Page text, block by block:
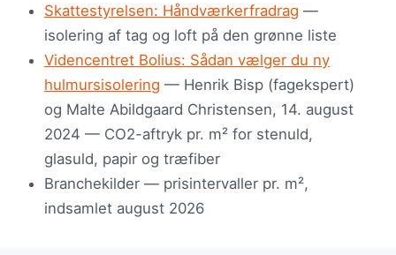
Skattestyrelsen: Håndværkerfradrag —
isolering af tag og loft på den grønne liste
Videncentret Bolius: Sådan vælger du ny
hulmursisolering — Henrik Bisp (fagekspert)
og Malte Abildgaard Christensen, 14. august
2024 — CO2-aftryk pr. m² for stenuld,
glasuld, papir og træfiber
Branchekilder — prisintervaller pr. m²,
indsamlet august 2026